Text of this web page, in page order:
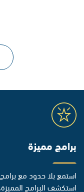
برامج مميزة
استمع بلا حدود مع
استكشف البرامج